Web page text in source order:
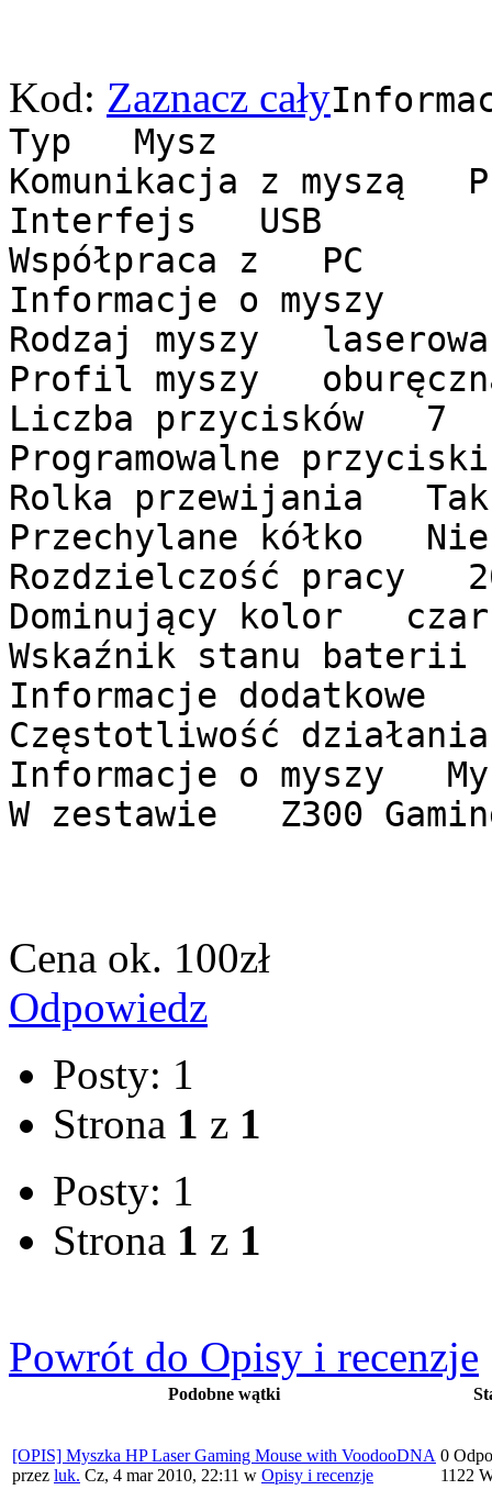
Kod: Zaznacz cały
Typ Mysz
Komunikacja z myszą
Interfejs USB
Współpraca z PC
Informacje o myszy
Rodzaj myszy
Profil myszy
Liczba przycisków 7
Programowalne
Rolka przewijania Tak
Przechylane kółko Nie
Rozdzielczość pracy
Dominujący kolor
Wskaźnik stanu
Informacje dodatkowe
Częstotliwość
Informacje o myszy
W zestawie Z300
Cena ok. 100zł
Odpowiedz
Posty: 1
Strona 1 z 1
Posty: 1
Strona 1 z 1
Powrót do Opisy i recenzje
Podobne wątki
[OPIS] Myszka HP Laser Gaming Mouse with VoodooDNA
przez luk. Cz, 4 mar 2010, 22:11 w Opisy i recenzje
0
1122